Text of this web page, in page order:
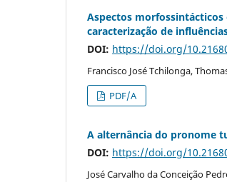
Aspectos
caracterização de
DOI: https://doi.org/
Francisco José Tchilonga,
PDF/A
A alternância do pronome
DOI: https://doi.org/
José Carvalho da Conceição